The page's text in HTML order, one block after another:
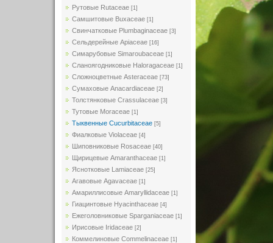
Рутовые Rutaceae [1]
Самшитовые Buxaceae [1]
Свинчатковые Plumbaginaceae [3]
Сельдерейные Apiaceae [16]
Симарубовые Simaroubaceae [1]
Сланоягодниковые Haloragaceae [1]
Сложноцветные Asteraceae [73]
Сумаховые Anacardiaceae [2]
Толстянковые Crassulaceae [3]
Тутовые Moraceae [1]
Тыквенные Cucurbitaceae [5]
Фиалковые Violaceae [4]
Шиповниковые Rosaceae [40]
Щирицевые Amaranthaceae [1]
Яснотковые Lamiaceae [25]
Агавовые Agavaceae [1]
Амариллисовые Amaryllidaceae [1]
Гиацинтовые Hyacinthaceae [4]
Ежеголовниковые Sparganiaceae [1]
Ирисовые Iridaceae [2]
Коммелиновые Commelinaceae [1]